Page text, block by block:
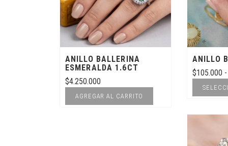
ANILLO BALLERINA
ESMERALDA 1.6CT
$4.250.000
AGREGAR AL CARRITO
ANILLO
$105.000 -